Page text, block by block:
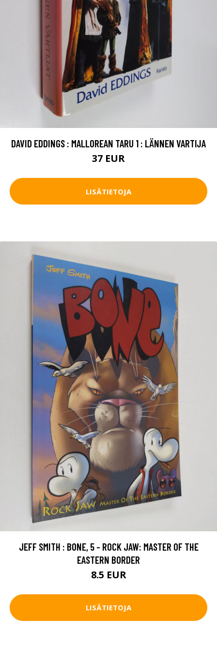
DAVID EDDINGS : MALLOREAN TARU 1 : LÄNNEN VARTIJA
37 EUR
LISÄTIETOJA
JEFF SMITH : BONE, 5 - ROCK JAW: MASTER OF THE
EASTERN BORDER
8.5 EUR
LISÄTIETOJA